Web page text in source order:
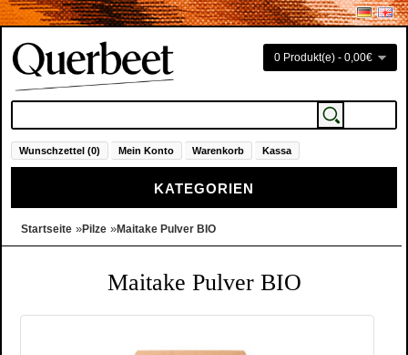
0 Produkt(e) - 0,00€
Wunschzettel (0) Mein Konto Warenkorb Kassa
KATEGORIEN
Startseite »Pilze »Maitake Pulver BIO
Maitake Pulver BIO